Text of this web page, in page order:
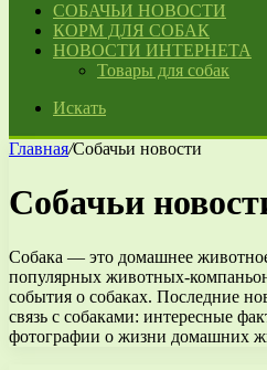
СОБАЧЬИ НОВОСТИ
КОРМ ДЛЯ СОБАК
НОВОСТИ ИНТЕРНЕТА
Товары для собак
Искать
Главная/Собачьи новости
Собачьи
Собака — это домашнее
популярных животных-
события о собаках. Последние
связь с собаками: интересные
фотографии о жизни домашних